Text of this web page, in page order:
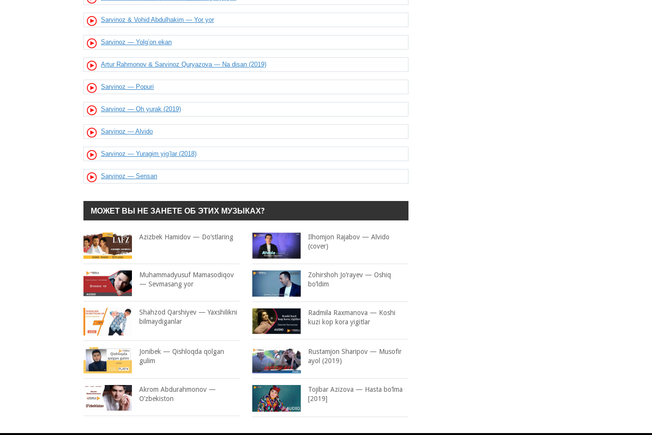
Sarvinoz & Vohid Abdulhakim — Yor yor
Sarvinoz — Yolg’on ekan
Artur Rahmonov & Sarvinoz Quryazova — Na disan (2019)
Sarvinoz — Popuri
Sarvinoz — Oh yurak (2019)
Sarvinoz — Alvido
Sarvinoz — Yuragim yig’lar (2018)
Sarvinoz — Sensan
МОЖЕТ ВЫ НЕ ЗАНЕТЕ ОБ ЭТИХ МУЗЫКАХ?
Azizbek Hamidov — Do’stlaring
Ilhomjon Rajabov — Alvido
(cover)
Muhammadyusuf Mamasodiqov
— Sevmasang yor
Zohirshoh Jo’rayev — Oshiq
bo’ldim
Shahzod Qarshiyev — Yaxshilikni
bilmaydiganlar
Radmila Raxmanova — Koshi
kuzi kop kora yigitlar
Jonibek — Qishloqda qolgan
gulim
Rustamjon Sharipov — Musofir
ayol (2019)
Akrom Abdurahmonov —
O’zbekiston
Tojibar Azizova — Hasta bo’lma
[2019]